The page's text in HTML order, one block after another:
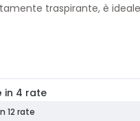
traspirante, è